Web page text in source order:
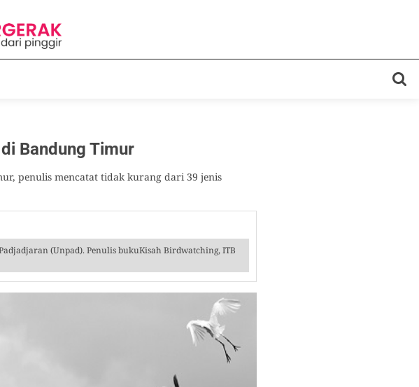
Bandung Timur
penulis mencatat tidak kurang dari 39 jenis
(Unpad). Penulis bukuKisah Birdwatching, ITB